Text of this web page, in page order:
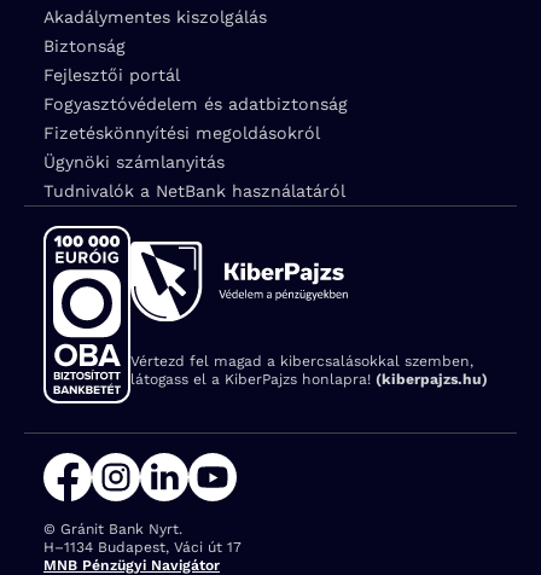
Akadálymentes kiszolgálás
Biztonság
Fejlesztői portál
Fogyasztóvédelem és adatbiztonság
Fizetéskönnyítési megoldásokról
Ügynöki számlanyitás
Tudnivalók a NetBank használatáról
Vértezd fel magad a kibercsalásokkal szemben,
látogass el a KiberPajzs honlapra! (kiberpajzs.hu)
© Gránit Bank Nyrt.
Cím:
H–1134 Budapest, Váci út 17
MNB Pénzügyi Navigátor